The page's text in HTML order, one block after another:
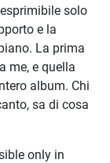
solo
e la
La prima
me, e quella
album. Chi
sa di cosa
only in